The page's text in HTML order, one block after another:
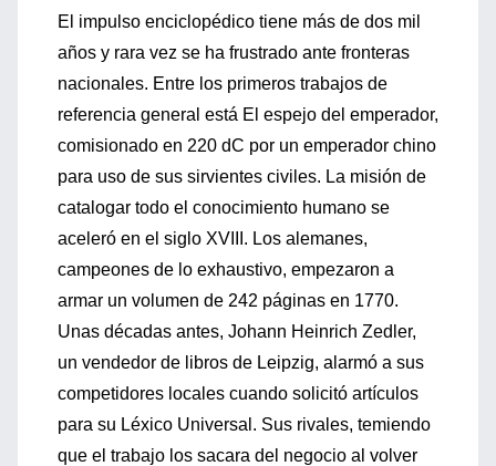
El impulso enciclopédico tiene más de dos mil
años y rara vez se ha frustrado ante fronteras
nacionales. Entre los primeros trabajos de
referencia general está El espejo del emperador,
comisionado en 220 dC por un emperador chino
para uso de sus sirvientes civiles. La misión de
catalogar todo el conocimiento humano se
aceleró en el siglo XVIII. Los alemanes,
campeones de lo exhaustivo, empezaron a
armar un volumen de 242 páginas en 1770.
Unas décadas antes, Johann Heinrich Zedler,
un vendedor de libros de Leipzig, alarmó a sus
competidores locales cuando solicitó artículos
para su Léxico Universal. Sus rivales, temiendo
que el trabajo los sacara del negocio al volver